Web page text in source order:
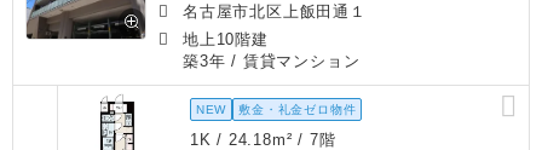
名古屋市北区上飯田通１
地上10階建
築3年 / 賃貸マンション
NEW 敷金・礼金ゼロ物件
1K / 24.18m² / 7階